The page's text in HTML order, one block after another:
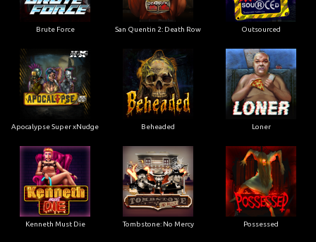
Brute Force San Quentin 2: Death Row Outsourced
Apocalypse Super xNudge Beheaded Loner
Kenneth Must Die Tombstone: No Mercy Possessed